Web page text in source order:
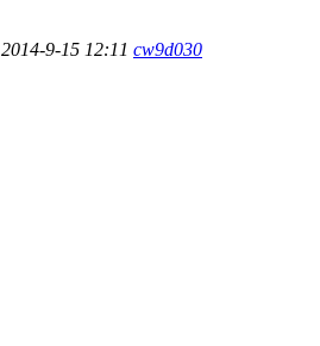
2014-9-15 12:11 cw9d030